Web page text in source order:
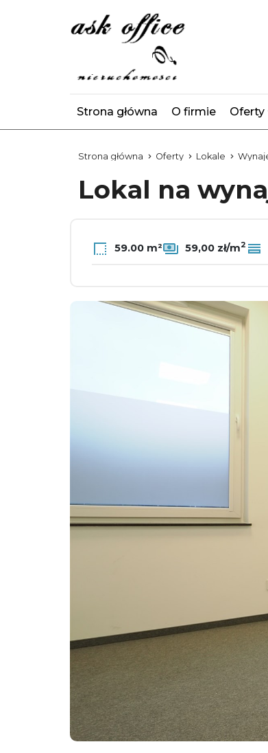
Strona główna O firmie Oferty
Strona główna Oferty Lokale
Lokal na
59.00 m² 59,00 zł/m2